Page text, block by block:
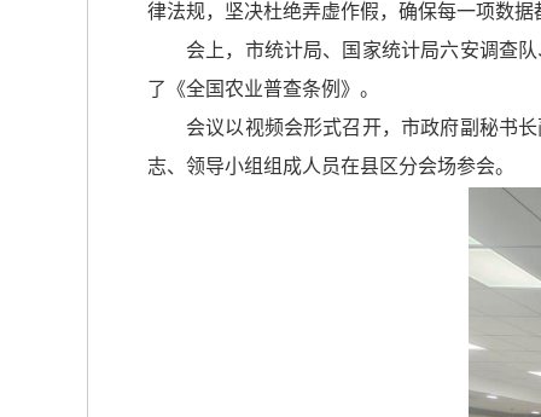
律法规，坚决杜绝弄虚作假，确保每一项数
会上，市统计局、国家统计局六安调查
了《全国农业普查条例》。
会议以视频会形式召开，市政府副秘书
志、领导小组组成人员在县区分会场参会。